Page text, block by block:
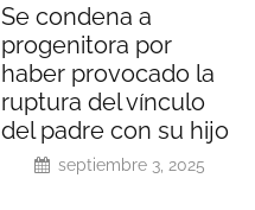
Se condena a
progenitora por
haber provocado la
ruptura del vínculo
del padre con su hijo
septiembre 3, 2025